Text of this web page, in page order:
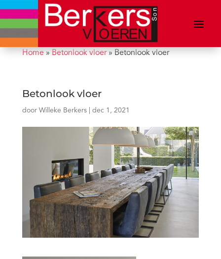
Home» Betonlook vloer» Betonlook vloer
Betonlook vloer
door Willeke Berkers| dec 1, 2021